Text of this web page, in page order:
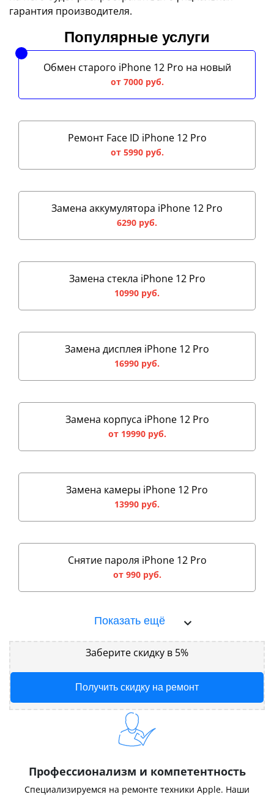
гарантия производителя.
Популярные услуги
Обмен старого iPhone 12 Pro на новый
от 7000 руб.
Ремонт Face ID iPhone 12 Pro
от 5990 руб.
Замена аккумулятора iPhone 12 Pro
6290 руб.
Замена стекла iPhone 12 Pro
10990 руб.
Замена дисплея iPhone 12 Pro
16990 руб.
Замена корпуса iPhone 12 Pro
от 19990 руб.
Замена камеры iPhone 12 Pro
13990 руб.
Снятие пароля iPhone 12 Pro
от 990 руб.
Показать ещё
Заберите скидку в 5%
Получить скидку на ремонт
Профессионализм и компетентность
Специализируемся на ремонте техники Apple. Наши